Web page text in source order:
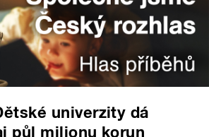
univerzity dá
půl milionu korun